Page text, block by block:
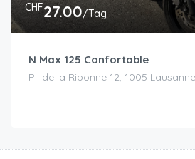
CHF27.00/Tag
N Max 125 Confortable
Pl. de la Riponne 12, 1005